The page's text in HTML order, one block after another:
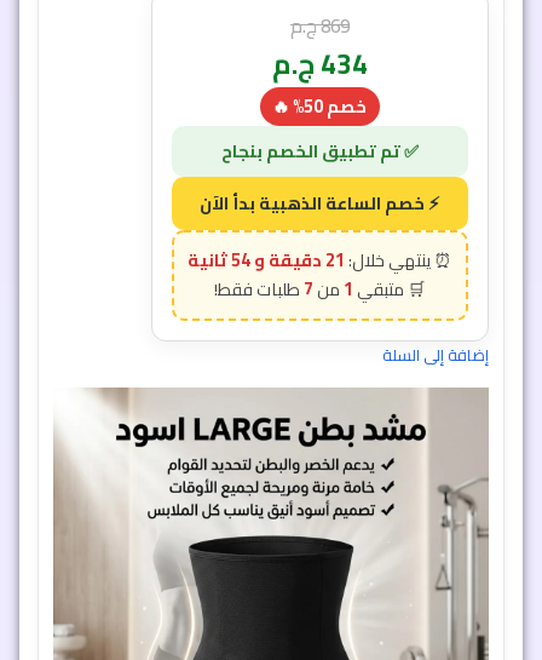
869ج.م
434ج.م
خصم 50% 🔥
21 دقيقة و 51 ثانية
1
7
إضافة إلى السلة